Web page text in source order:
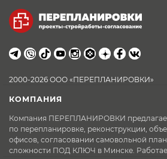
2000-2026 ООО «ПЕРЕПЛАНИРОВКИ»
КОМПАНИЯ
Компания ПЕРЕПЛАНИРОВКИ
по перепланировке, реконструкции,
офисов, согласовании самовольной
сложности ПОД КЛЮЧ в Минске.